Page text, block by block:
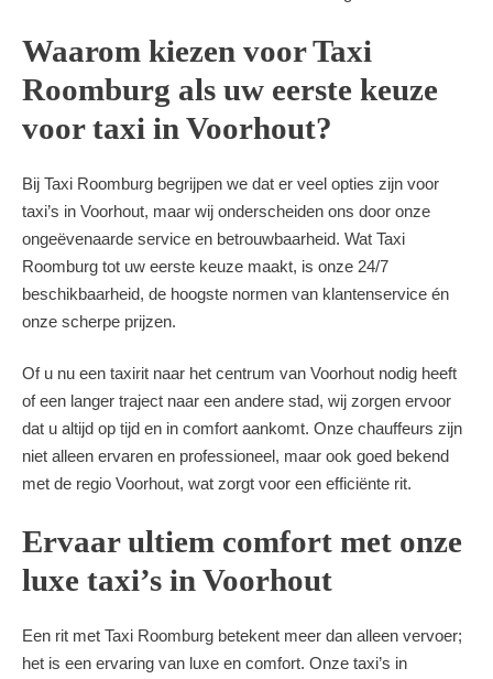
Waarom kiezen voor Taxi
Roomburg als uw eerste keuze
voor taxi in Voorhout?
Bij Taxi Roomburg begrijpen we dat er veel opties zijn voor
taxi’s in Voorhout, maar wij onderscheiden ons door onze
ongeëvenaarde service en betrouwbaarheid. Wat Taxi
Roomburg tot uw eerste keuze maakt, is onze 24/7
beschikbaarheid, de hoogste normen van klantenservice én
onze scherpe prijzen.
Of u nu een taxirit naar het centrum van Voorhout nodig heeft
of een langer traject naar een andere stad, wij zorgen ervoor
dat u altijd op tijd en in comfort aankomt. Onze chauffeurs zijn
niet alleen ervaren en professioneel, maar ook goed bekend
met de regio Voorhout, wat zorgt voor een efficiënte rit.
Ervaar ultiem comfort met onze
luxe taxi’s in Voorhout
Een rit met Taxi Roomburg betekent meer dan alleen vervoer;
het is een ervaring van luxe en comfort. Onze taxi’s in